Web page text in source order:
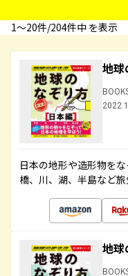
1〜20件/204件中 を表示
地
日本の地形や造形物を
橋、川、湖、半島など
地